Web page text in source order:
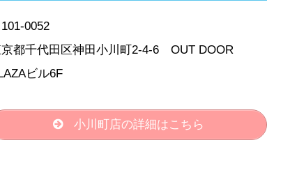
0052
都千代田区神田小川町2-4-6 OUT DOOR
ビル6F
小川町店の詳細はこちら